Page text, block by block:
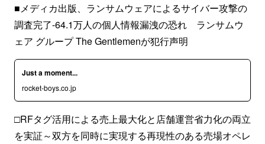
■メディカ出版、ランサムウェアによるサイバー攻撃の
調査完了-64.1万人の個人情報漏洩の恐れ ランサムウ
ェア グループ The Gentlemenが犯行声明
Just a moment...
rocket-boys.co.jp
□RFタグ活用による売上最大化と店舗運営省力化の両立
を実証～双方を同時に実現する再現性のある売場オペレ